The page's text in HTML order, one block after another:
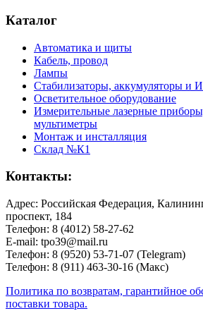
Каталог
Автоматика и щиты
Кабель, провод
Лампы
Стабилизаторы, аккумуляторы и
Осветительное оборудование
Измерительные лазерные
мультиметры
Монтаж и инсталляция
Склад №К1
Контакты:
Адрес: Российская Федерация,
проспект, 184
Телефон: 8 (4012) 58-27-62
E-mail: tpo39@mail.ru
Телефон: 8 (9520) 53-71-07 (Telegram)
Телефон: 8 (911) 463-30-16 (Макс)
Политика по возвратам, гарантийное
поставки товара.